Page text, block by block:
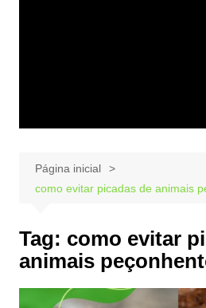
Página inicial
como evitar picadas de animais
Tag: como evitar
animais